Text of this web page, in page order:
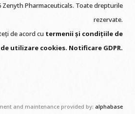
Pharmaceuticals. Toate drepturile
rezervate.
de acord cu termenii și condițiile de
utilizare cookies. Notificare GDPR.
and maintenance provided by: alphabase